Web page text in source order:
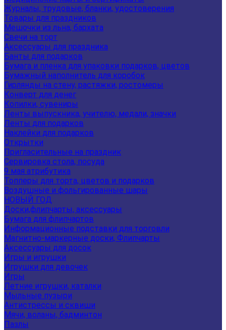
Журналы, трудовые, бланки, удостоверения
Товары для праздников
Мешочки из льна, бархата
Свечи на торт
Аксессуары для праздника
Банты для подарков
Бумага и пленка для упаковки подарков, цветов
Бумажный наполнитель для коробок
Гирлянды на стену, растяжки, ростомеры
Конверт для денег
Копилки, сувениры
Ленты выпускника, учителю, медали, значки
Ленты для подарков
Наклейки для подарков
Открытки
Пригласительные на праздник
Сервировка стола, посуда
9 мая атрибутика
Топперы для торта, цветов и подарков
Воздушные и фольгированные шары
НОВЫЙ ГОД
Доски,флипчарты, аксессуары
Бумага для флипчартов
Информационные подставки для торговли
Магнитно-маркерные доски, Флипчарты
Аксессуары для досок
Игры и игрушки
Игрушки для девочек
Игры
Летние игрушки, каталки
Мыльные пузыри
Антистрессы и сквиши
Мячи, воланы, бадминтон
Пазлы